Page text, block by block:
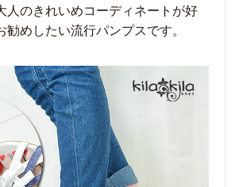
人のきれいめコーディネートが好
勧めしたい流行パンプスです。